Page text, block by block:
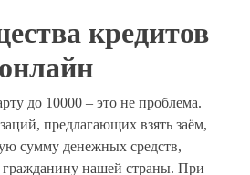
кредитов
онлайн
до 10000 – это не проблема.
предлагающих взять заём,
сумму денежных средств,
нашей страны. При